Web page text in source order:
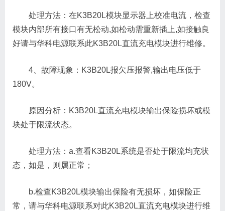
处理方法：在K3B20L模块显示器上校准电流，检查
模块内部所有接口有无松动,如松动需重新插上,如接触良
好请与华科电源联系此K3B20L直流充电模块进行维修。
4、故障现象：K3B20L报欠压报警,输出电压低于
180V。
原因分析：K3B20L直流充电模块输出保险损坏或模
块处于限流状态。
处理方法：a.查看K3B20L系统是否处于限流均充状
态，如是，则属正常；
b.检查K3B20L模块输出保险有无损坏，如保险正
常，请与华科电源联系对此K3B20L直流充电模块进行维